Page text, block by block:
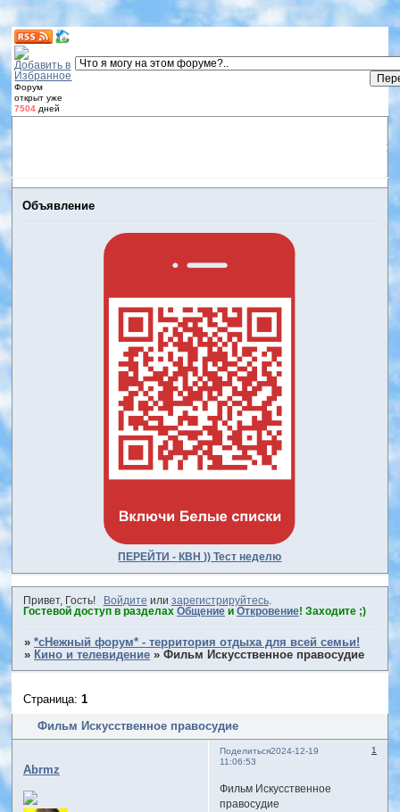
Форум
открыт уже
7504 дней
Объявление
ПЕРЕЙТИ - КВН )) Тест неделю
Привет, Гость! Войдите или зарегистрируйтесь.
Гостевой доступ в разделах Общениеи Откровение! Заходите ;)
»*сНежный форум* - территория отдыха для всей семьи!
» Кино и телевидение »Фильм Искусственное правосудие
Фильм Искусственное правосудие
Страница:1
Поделиться 1
2024-12-19
11:06:53
Abrmz
Фильм Искусственное
правосудие